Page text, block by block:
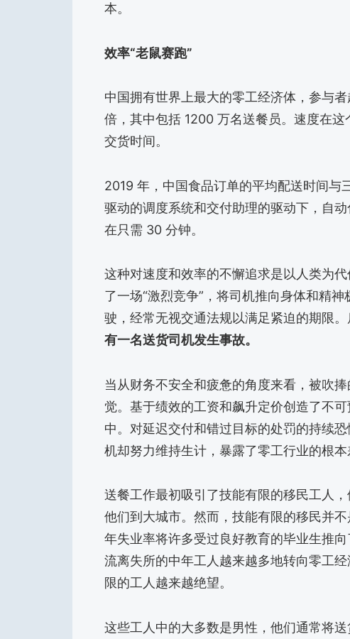
本。
效率“老鼠赛跑”
中国拥有世界上最大的零工经济体，参与
倍，其中包括 1200 万名送餐员。速度在
交货时间。
2019 年，中国食品订单的平均配送时间与
驱动的调度系统和交付助理的驱动下，自
在只需 30 分钟。
这种对速度和效率的不懈追求是以人类为
了一场“激烈竞争”，将司机推向身体和精
驶，经常无视交通法规以满足紧迫的期限。
有一名送货司机发生事故。
当从财务不安全和疲惫的角度来看，被吹
觉。基于绩效的工资和飙升定价创造了不
中。对延迟交付和错过目标的处罚的持续
机却努力维持生计，暴露了零工行业的根本
送餐工作最初吸引了技能有限的移民工人
他们到大城市。然而，技能有限的移民并
年失业率将许多受过良好教育的毕业生推
流离失所的中年工人越来越多地转向零工
限的工人越来越绝望。
这些工人中的大多数是男性，他们通常将